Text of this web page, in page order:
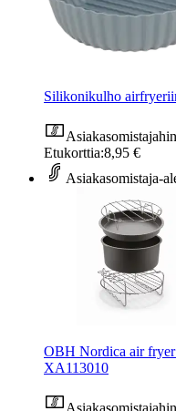
Silikonikulho
Etukorttia:8,95 €
Asiakasomistaja-
OBH Nordica air
XA113010